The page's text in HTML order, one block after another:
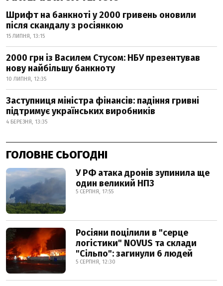
Шрифт на банкноті у 2000 гривень оновили
після скандалу з росіянкою
15 ЛИПНЯ, 13:15
2000 грн із Василем Стусом: НБУ презентував
нову найбільшу банкноту
10 ЛИПНЯ, 12:35
Заступниця міністра фінансів: падіння гривні
підтримує українських виробників
4 БЕРЕЗНЯ, 13:35
ГОЛОВНЕ СЬОГОДНІ
У РФ атака дронів зупинила ще
один великий НПЗ
5 СЕРПНЯ, 17:55
Росіяни поцілили в "серце
логістики" NOVUS та склади
"Сільпо": загинули 6 людей
5 СЕРПНЯ, 12:30